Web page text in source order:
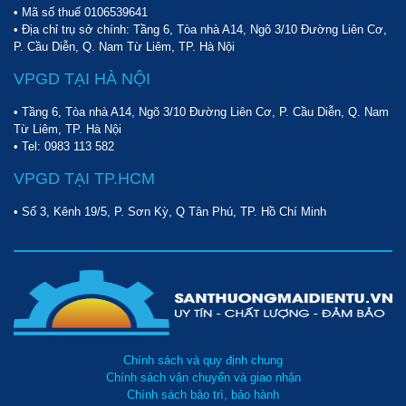
máy, đồng thời xả hết nước bẩn ra ngoài, tháo bàn chải,
pad sàn ra để riêng.
Để sở hữu ngay cho mình sản phẩm
Kumisai KMS2A chính hãng, quý khách hàng hãy ngay lập tức
viên hỗ trợ và tư vấn chu đáo nhất. Mọi thắc mắc cần được giải
đáp về sản phẩm, chế độ bảo hành, cũng như giá bán chi tiết sản
được tư vấn.
• Mã số thuế 0106539641
• Địa chỉ trụ sở chính: Tầng 6, Tòa nhà A14, Ngõ 3/10 Đường Liên Cơ,
P. Cầu Diễn, Q. Nam Từ Liêm, TP. Hà Nội
VPGD TẠI HÀ NỘI
• Tầng 6, Tòa nhà A14, Ngõ 3/10 Đường Liên Cơ, P. Cầu Diễn, Q. Nam
Từ Liêm, TP. Hà Nội
• Tel: 0983 113 582
VPGD TẠI TP.HCM
• Số 3, Kênh 19/5, P. Sơn Kỳ, Q Tân Phú, TP. Hồ Chí Minh
Chính sách và quy định chung
Chính sách vận chuyển và giao nhận
Chính sách bảo trì, bảo hành